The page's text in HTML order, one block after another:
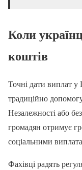
Коли
коштів
Точні дати виплат
традиційно
Незалежності або
громадян отримує
соціальними
Фахівці радять